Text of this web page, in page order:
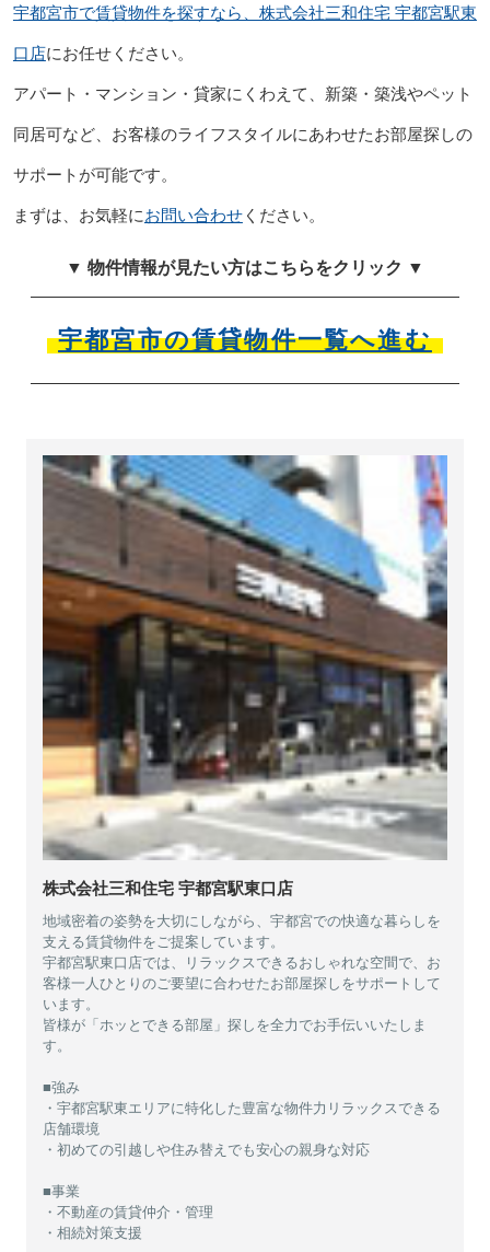
宇都宮市で賃貸物件を探すなら、株式会社三和住宅 宇都宮駅東
口店にお任せください。
アパート・マンション・貸家にくわえて、新築・築浅やペット
同居可など、お客様のライフスタイルにあわせたお部屋探しの
サポートが可能です。
まずは、お気軽にお問い合わせください。
▼ 物件情報が見たい方はこちらをクリック ▼
宇都宮市の賃貸物件一覧へ進む
株式会社三和住宅 宇都宮駅東口店
地域密着の姿勢を大切にしながら、宇都宮での快適な暮らしを
支える賃貸物件をご提案しています。
宇都宮駅東口店では、リラックスできるおしゃれな空間で、お
客様一人ひとりのご要望に合わせたお部屋探しをサポートして
います。
皆様が「ホッとできる部屋」探しを全力でお手伝いいたしま
す。
■強み
・宇都宮駅東エリアに特化した豊富な物件力リラックスできる
店舗環境
・初めての引越しや住み替えでも安心の親身な対応
■事業
・不動産の賃貸仲介・管理
・相続対策支援